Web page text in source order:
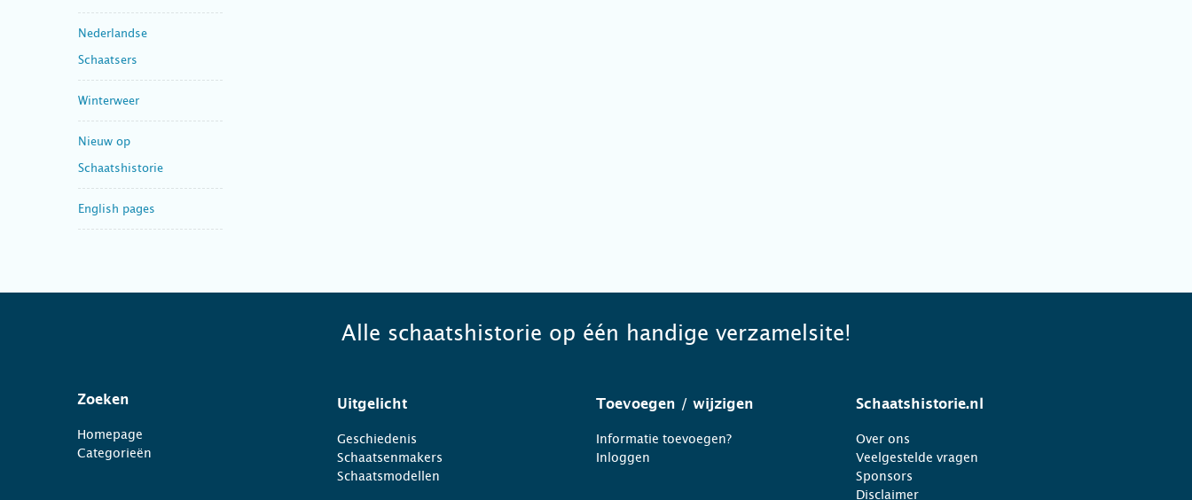
Nederlandse
Schaatsers
Winterweer
Nieuw op
Schaatshistorie
English pages
Alle schaatshistorie op één handige verzamelsite!
Zoeken
Homepage
Categorieën
Uitgelicht
Geschiedenis
Schaatsenmakers
Schaatsmodellen
Toevoegen / wijzigen
Informatie toevoegen?
Inloggen
Schaatshistorie.nl
Over ons
Veelgestelde vragen
Sponsors
Disclaimer